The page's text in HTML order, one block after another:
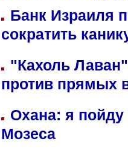
Банк Израиля
сократить
"Кахоль
против прямых
Охана: я пойду
Мозеса